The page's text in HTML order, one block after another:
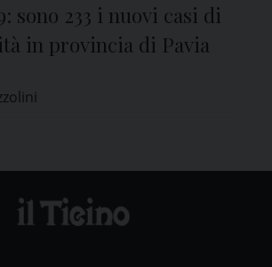
sono 233 i nuovi casi di
in provincia di Pavia